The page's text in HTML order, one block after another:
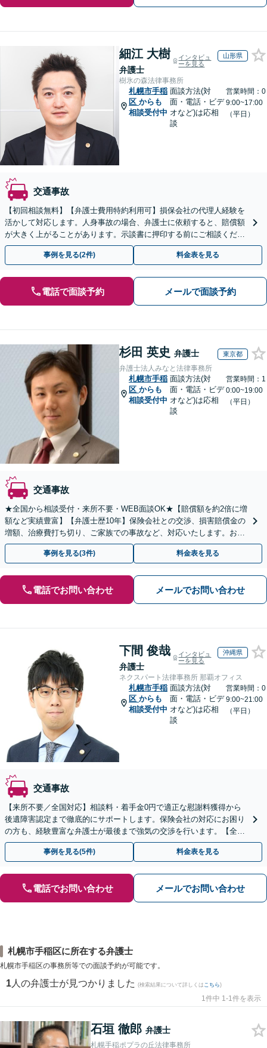
細江 大樹
弁護士
インタビュ
ーを見る
山形県
樹氷の森法律事務所
札幌市手稲
区 からも
相談受付中
面談方法(対
面・電話・ビデ
オなど)は応相
談
営業時間：0
9:00~17:00
（平日）
交通事故
【初回相談無料】【弁護士費用特約利用可】損保会社の代理人経験を
活かして対応します。人身事故の場合、弁護士に依頼すると、賠償額
が大きく上がることがあります。示談書に押印する前にご相談くださ
い。【全国オンライン対応】【無料駐車場あり】
事例を見る(2件) 料金表を見る
電話で面談予約 メールで面談予約
杉田 英史 弁護士 東京都
弁護士法人みなと法律事務所
札幌市手稲
区 からも
相談受付中
面談方法(対
面・電話・ビデ
オなど)は応相
談
営業時間：1
0:00~19:00
（平日）
交通事故
★全国から相談受付・来所不要・WEB面談OK★【賠償額を約2倍に増
額など実績豊富】【弁護士歴10年】保険会社との交渉、損害賠償金の
増額、治療費打ち切り、ご家族での事故など、対応いたします。お早
めにご相談ください【初回相談・着手金無料】
事例を見る(3件) 料金表を見る
電話でお問い合わせ メールでお問い合わせ
下間 俊哉
弁護士
インタビュ
ーを見る
沖縄県
ネクスパート法律事務所 那覇オフィス
札幌市手稲
区 からも
相談受付中
面談方法(対
面・電話・ビデ
オなど)は応相
談
営業時間：0
9:00~21:00
（平日）
交通事故
【来所不要／全国対応】相談料・着手金0円で適正な慰謝料獲得から
後遺障害認定まで徹底的にサポートします。保険会社の対応にお困り
の方も、経験豊富な弁護士が最後まで強気の交渉を行います。【全国
13拠点】お気軽にご相談ください。
事例を見る(5件) 料金表を見る
電話でお問い合わせ メールでお問い合わせ
札幌市手稲区に所在する弁護士
札幌市手稲区の事務所等での面談予約が可能です。
1 人の弁護士が見つかりました (検索結果について詳しくは こちら)
1件中 1-1件を表示
石垣 徹郎 弁護士
札幌手稲ポプラの丘法律事務所